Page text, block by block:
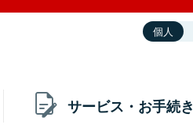
個人
サービス・お手続き